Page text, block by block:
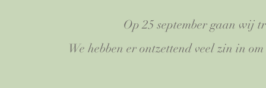
Op 25september gaan wij
We hebben er ontzettend veel zin in